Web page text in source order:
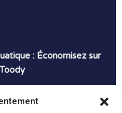
: Économisez sur